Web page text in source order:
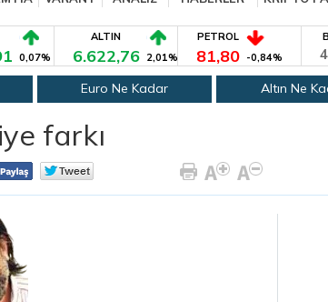
0,07%
ALTIN
6.622,76 2,01%
PETROL
81,80 -0,84%
Euro Ne Kadar Altın Ne
farkı